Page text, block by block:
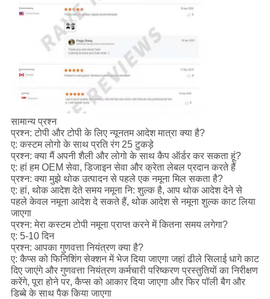
सामान्य प्रश्न
प्रश्न: टोपी और टोपी के लिए न्यूनतम आदेश मात्रा क्या है?
ए: कस्टम लोगो के साथ प्रति रंग 25 टुकड़े
प्रश्न: क्या मैं अपनी शैली और लोगो के साथ कैप ऑर्डर कर सकता हूं?
ए: हां हम OEM सेवा, डिजाइन सेवा और क्रेता लेबल प्रदान करते हैं
प्रश्न: क्या मुझे थोक उत्पादन से पहले एक नमूना मिल सकता है?
ए: हां, थोक आदेश देते समय नमूना नि: शुल्क है, आप थोक आदेश देने से
पहले केवल नमूना आदेश दे सकते हैं, थोक आदेश से नमूना शुल्क काट लिया
जाएगा
प्रश्न: मेरा कस्टम टोपी नमूना प्राप्त करने में कितना समय लगेगा?
ए: 5-10 दिन
प्रश्न: आपका गुणवत्ता नियंत्रण क्या है?
ए: कैप्स को फिनिशिंग सेक्शन में भेज दिया जाएगा जहां ढीले सिलाई धागे काट
दिए जाएंगे और गुणवत्ता नियंत्रण कर्मचारी परिष्करण प्रस्तुतियों का निरीक्षण
करेंगे, पूरा होने पर, कैप्स को आकार दिया जाएगा और फिर पॉली बैग और
डिब्बे के साथ पैक किया जाएगा